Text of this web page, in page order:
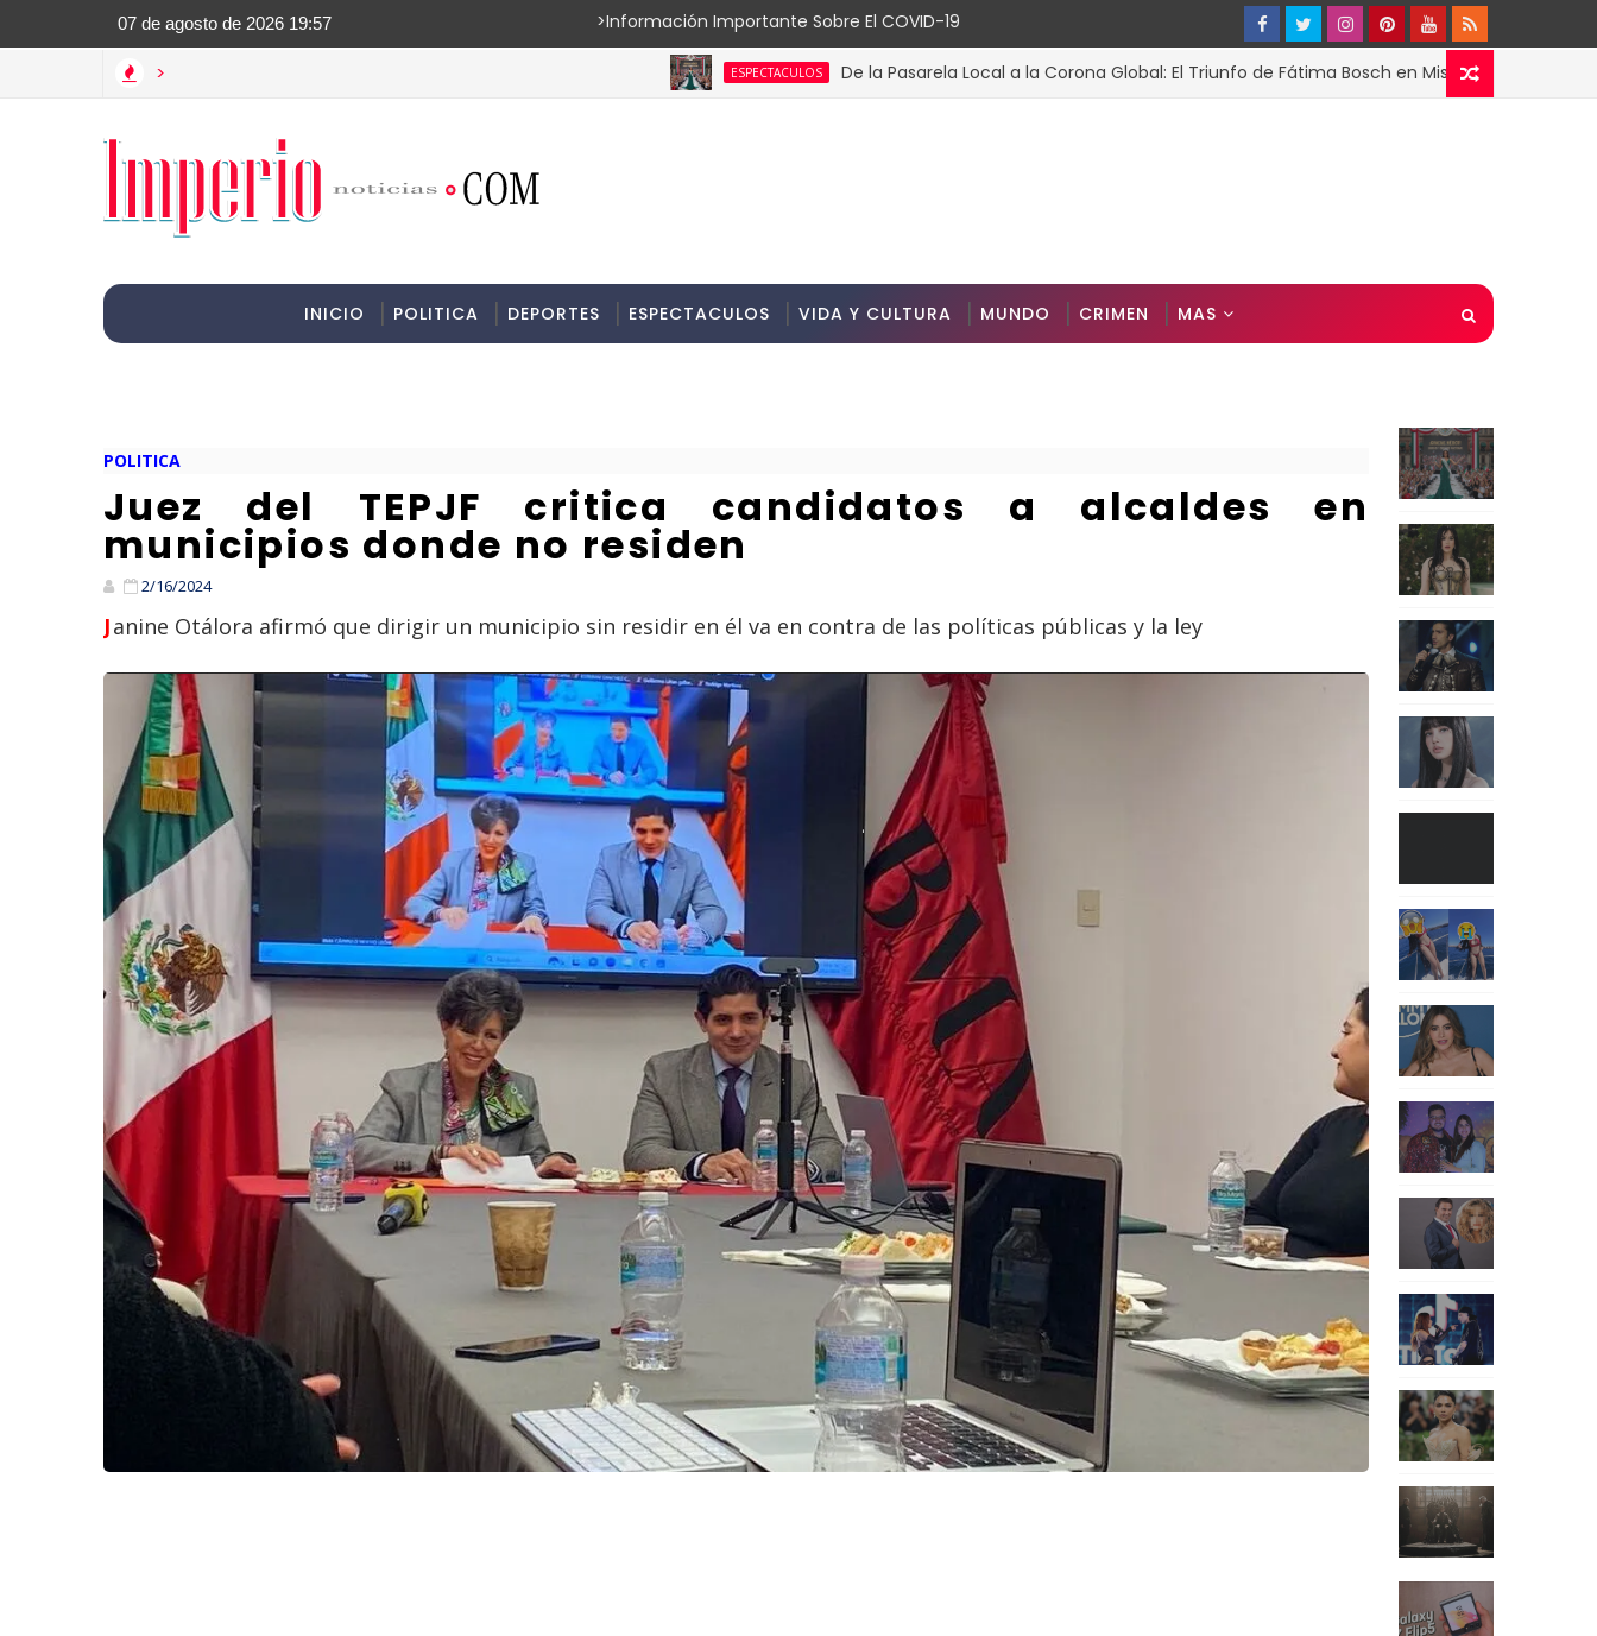
>Información Importante Sobre El COVID-19
> ESPECTACULOS De la Pasarela Local a la Corona Global: El Triunfo de Fátima Bosch en Miss Universo 2025
INICIO POLITICA DEPORTES ESPECTACULOS VIDA Y CULTURA MUNDO CRIMEN MAS
POLITICA
Juez del TEPJF critica candidatos a alcaldes en
municipios donde no residen
2/16/2024
Janine Otálora afirmó que dirigir un municipio sin residir en él va en contra de las políticas públicas y la ley